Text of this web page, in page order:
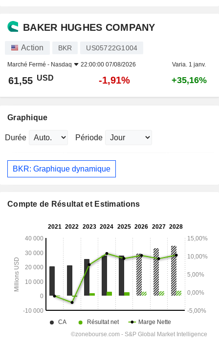
BAKER HUGHES COMPANY
Action BKR US05722G1004
Marché Fermé - Nasdaq 22:00:00 07/08/2026 Varia. 1 janv.
61,55 USD -1,91% +35,16%
Graphique
Durée Période
BKR: Graphique dynamique
Compte de Résultat et Estimations